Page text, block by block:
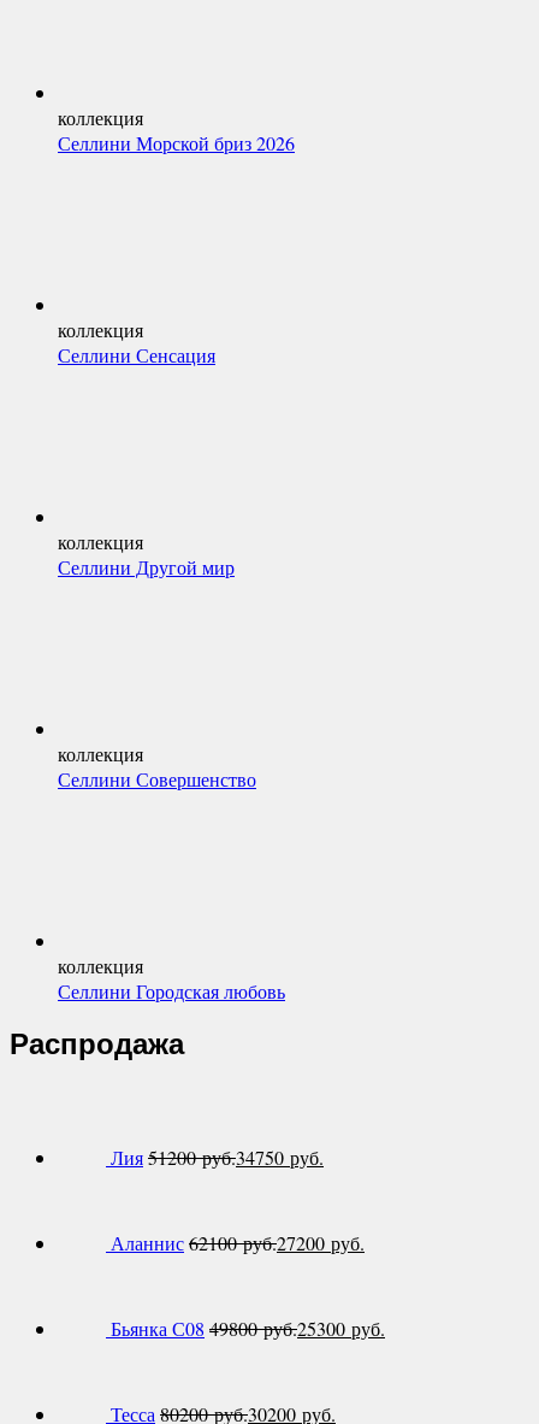
коллекция
Селлини Морской бриз 2026
коллекция
Селлини Сенсация
коллекция
Селлини Другой мир
коллекция
Селлини Совершенство
коллекция
Селлини Городская любовь
Распродажа
Лия51200руб.34750 руб.
Аланнис62100руб.27200 руб.
Бьянка С08 49800руб.25300 руб.
Тесса80200руб.30200 руб.